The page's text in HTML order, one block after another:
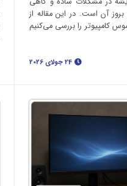
آن است. در این مقاله از
کامپیوتر را بررسی می‌کنیم
24 جولای 2026